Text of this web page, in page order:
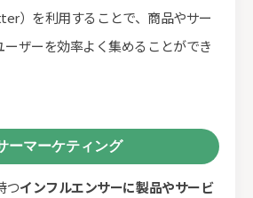
）を利用することで、商品やサー
ーザーを効率よく集めることができ
ーマーケティング
つインフルエンサーに製品やサービ